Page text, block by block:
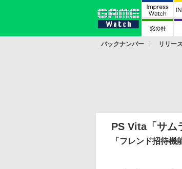
バックナンバー リリー
PS Vita「サム
「フレンド招待